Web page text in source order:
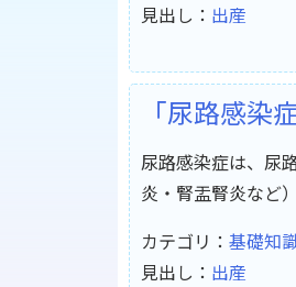
見出し： 出産
「尿路感染
尿路感染症は、尿
炎・腎盂腎炎など
カテゴリ： 基礎知
見出し： 出産